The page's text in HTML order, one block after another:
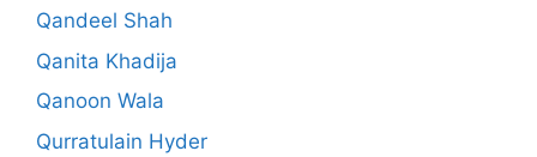
Qandeel Shah
Qanita Khadija
Qanoon Wala
Qurratulain Hyder